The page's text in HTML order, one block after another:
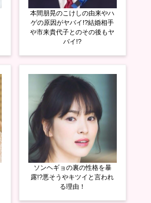
本間朋晃のこけしの由来やハ
ゲの原因がヤバイ!?結婚相手
や市来貴代子とのその後もヤ
バイ!?
ソンヘギョの裏の性格を暴
露!?悪そうやキツイと言われ
る理由！